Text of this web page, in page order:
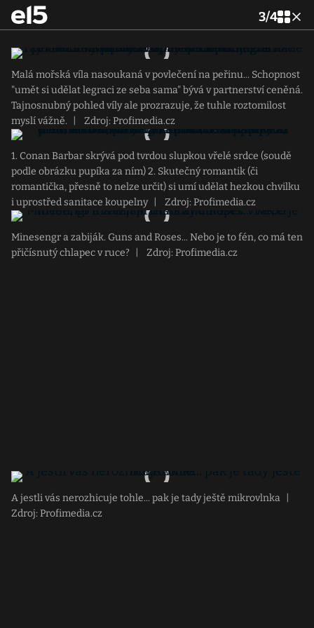
3/4
Malá mořská víla nasoukaná v povlečení na peřinu... Schopnost
"umět si udělat legraci ze seba sama" bývá v partnerství ceněná.
Tajnosnubný pohled víly ale prozrazuje, že tuhle roztomilost
myslí vážně.
Zdroj: Profimedia.cz
1. Conan Barbar skrývá pod tvrdou slupkou vřelé srdce (soudě
podle obrázku pupíka za ním) 2. Skutečný romantik (či
romantička, přesně to nelze určit) si umí udělat hezkou chvilku
i uprostřed sanitace koupelny
Zdroj: Profimedia.cz
Minesengr a zabiják. Guns and Roses... Nebo je to fén, co má ten
přičísnutý chlapec v ruce?
Zdroj: Profimedia.cz
A jestli vás nerozhicuje tohle... pak je tady ještě mikrovlnka
Zdroj: Profimedia.cz